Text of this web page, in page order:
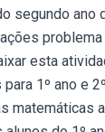
segundo ano
esta
1º ano e
matemáticas